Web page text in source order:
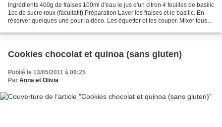
Ingrédients 400g de fraises 100ml d'eau le jus d'un citron 4 feuilles de basilic
1cc de sucre roux (facultatif) Préparation Laver les fraises et le basilic. En
réserver quelques une pour la déco. Les équetter et les couper. Mixer tous
Cookies chocolat et quinoa (sans gluten)
Publié le 13/05/2011 à 06:25
Par Anna et Olivia